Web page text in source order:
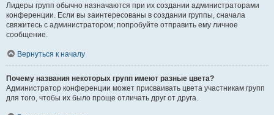
Лидеры групп обычно назначаются при их создании администраторами
конференции. Если вы заинтересованы в создании группы, сначала
свяжитесь с администратором; попробуйте отправить ему личное
сообщение.
Вернуться к началу
Почему названия некоторых групп имеют разные цвета?
Администратор конференции может присваивать цвета участникам групп
для того, чтобы их было проще отличать друг от друга.